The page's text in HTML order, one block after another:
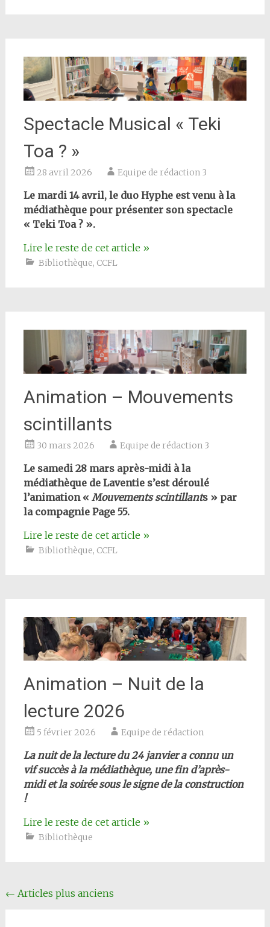
Spectacle Musical « Teki
Toa ? »
28 avril 2026 Equipe de rédaction 3
Le mardi 14 avril, le duo Hyphe est venu à la
médiathèque pour présenter son spectacle
« Teki Toa ? ».
Lire le reste de cet article »
Bibliothèque, CCFL
Animation – Mouvements
scintillants
30 mars 2026 Equipe de rédaction 3
Le samedi 28 mars après-midi à la
médiathèque de Laventie s’est déroulé
l’animation « Mouvements scintillants » par
la compagnie Page 55.
Lire le reste de cet article »
Bibliothèque, CCFL
Animation – Nuit de la
lecture 2026
5 février 2026 Equipe de rédaction
La nuit de la lecture du 24 janvier a connu un
vif succès à la médiathèque, une fin d’après-
midi et la soirée sous le signe de la construction
!
Lire le reste de cet article »
Bibliothèque
Navigation
← Articles plus anciens